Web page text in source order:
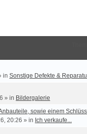
in Sonstige Defekte &
» in Bildergalerie
sowie einem
20:26 » in Ich verkaufe...